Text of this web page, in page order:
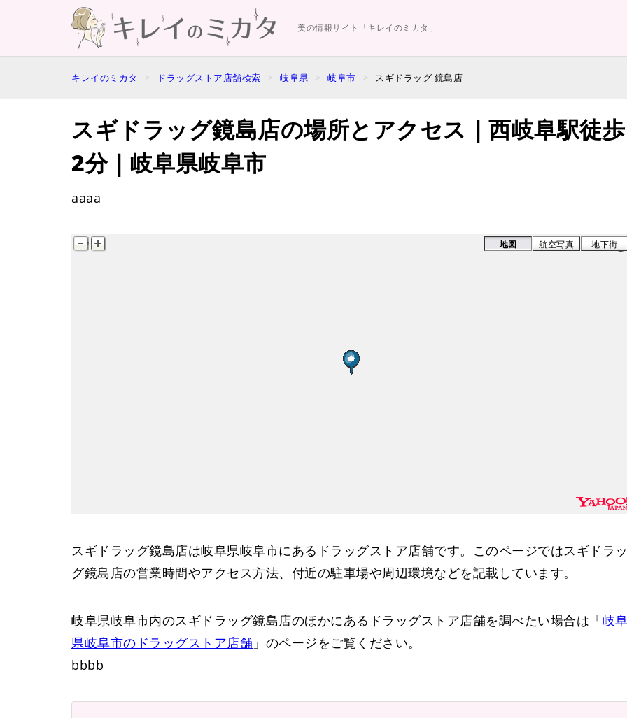
美の情報サイト「キレイのミカタ」
キレイのミカタ ドラッグストア店舗検索 岐阜県 岐阜市 スギドラッグ 鏡島店
スギドラッグ鏡島店の場所とアクセス｜西岐阜駅徒歩
2分｜岐阜県岐阜市
aaaa
地図 航空写真 地下街
スギドラッグ鏡島店は岐阜県岐阜市にあるドラッグストア店舗です。このページではスギドラッ
グ鏡島店の営業時間やアクセス方法、付近の駐車場や周辺環境などを記載しています。
岐阜県岐阜市内のスギドラッグ鏡島店のほかにあるドラッグストア店舗を調べたい場合は「岐阜
県岐阜市のドラッグストア店舗 」のページをご覧ください。
bbbb